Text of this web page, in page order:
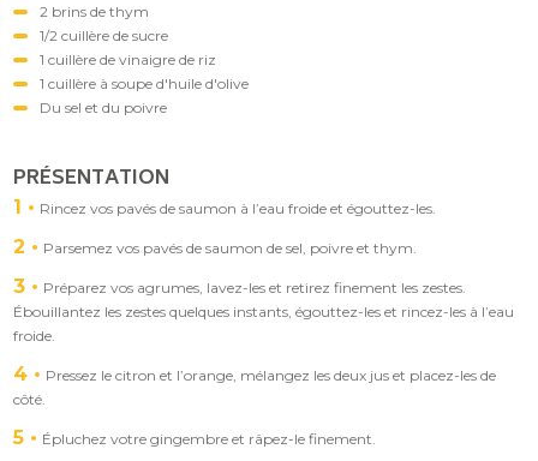
2 brins de thym
1/2 cuillère de sucre
1 cuillère de vinaigre de riz
1 cuillère à soupe d'huile d'olive
Du sel et du poivre
PRÉSENTATION
1 Rincez vos pavés de saumon à l’eau froide et égouttez-les.
2 Parsemez vos pavés de saumon de sel, poivre et thym.
3
Préparez vos agrumes, lavez-les et retirez finement les zestes.
Ébouillantez les zestes quelques instants, égouttez-les et rincez-les à l’eau
froide.
4
Pressez le citron et l’orange, mélangez les deux jus et placez-les de
côté.
5 Épluchez votre gingembre et râpez-le finement.